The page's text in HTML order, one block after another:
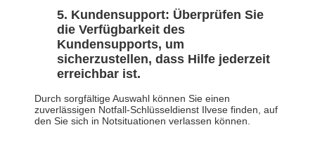
Kundensupport: Überprüfen Sie
die Verfügbarkeit des
Kundensupports, um
sicherzustellen, dass Hilfe jederzeit
erreichbar ist.
Durch sorgfältige Auswahl können Sie einen
zuverlässigen Notfall-Schlüsseldienst Ilvese finden, auf
den Sie sich in Notsituationen verlassen können.